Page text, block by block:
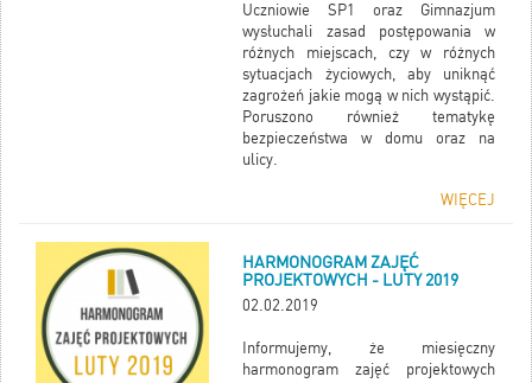
Uczniowie SP1 oraz Gimnazjum
wysłuchali zasad postępowania w
różnych miejscach, czy w różnych
sytuacjach życiowych, aby uniknąć
zagrożeń jakie mogą w nich wystąpić.
Poruszono również tematykę
bezpieczeństwa w domu oraz na
ulicy.
Kliknij WIĘCEJ, aby obejrzeć
WIĘCEJ
HARMONOGRAM ZAJĘĆ
PROJEKTOWYCH - LUTY 2019
02.02.2019
Informujemy, że miesięczny
harmonogram zajęć projektowych